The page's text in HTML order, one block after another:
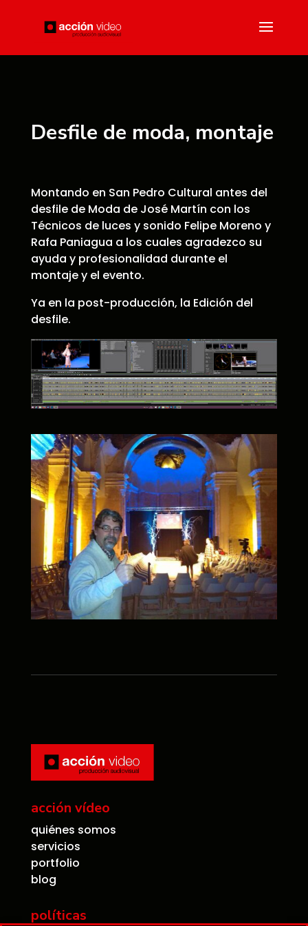
Desfile de moda, montaje
Montando en San Pedro Cultural antes del
desfile de Moda de José Martín con los
Técnicos de luces y sonido Felipe Moreno y
Rafa Paniagua a los cuales agradezco su
ayuda y profesionalidad durante el
montaje y el evento.
Ya en la post-producción, la Edición del
desfile.
acción vídeo
quiénes somos
servicios
portfolio
blog
políticas